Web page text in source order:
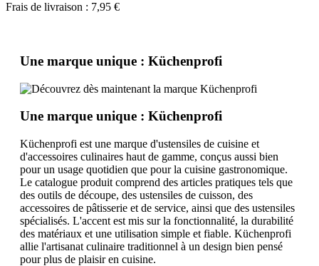
Frais de livraison : 7,95 €
Une marque unique : Küchenprofi
Une marque unique : Küchenprofi
Küchenprofi est une marque d'ustensiles de cuisine et
d'accessoires culinaires haut de gamme, conçus aussi bien
pour un usage quotidien que pour la cuisine gastronomique.
Le catalogue produit comprend des articles pratiques tels que
des outils de découpe, des ustensiles de cuisson, des
accessoires de pâtisserie et de service, ainsi que des ustensiles
spécialisés. L'accent est mis sur la fonctionnalité, la durabilité
des matériaux et une utilisation simple et fiable. Küchenprofi
allie l'artisanat culinaire traditionnel à un design bien pensé
pour plus de plaisir en cuisine.